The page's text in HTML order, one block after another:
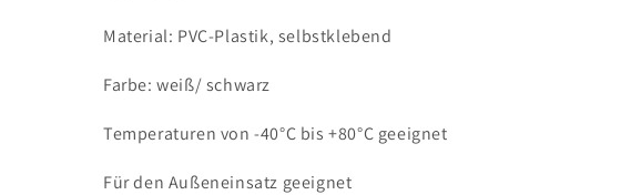
Material: PVC-Plastik, selbstklebend
Farbe: weiß/ schwarz
Temperaturen von -40°C bis +80°C geeignet
Für den Außeneinsatz geeignet